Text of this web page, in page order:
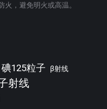
，避免明火或高温。
125粒子 β射线
射线